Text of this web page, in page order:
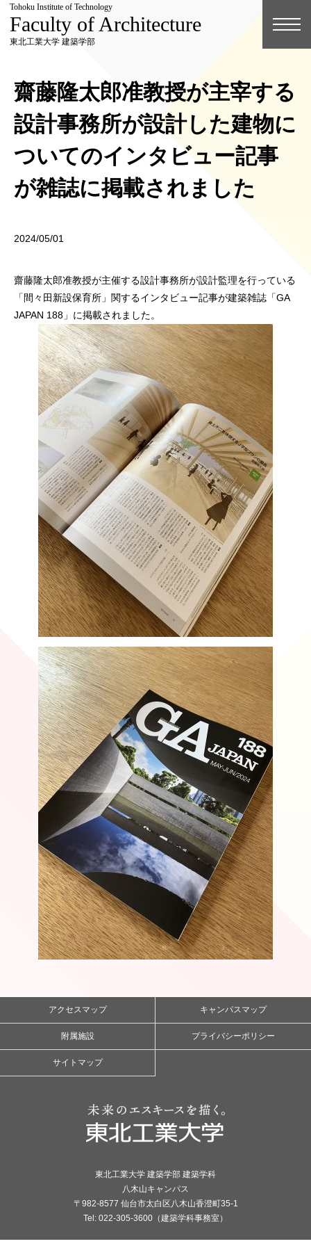
Tohoku Institute of Technology
Faculty of Architecture
東北工業大学 建築学部
齋藤隆太郎准教授が主宰する
設計事務所が設計した建物に
ついてのインタビュー記事
が雑誌に掲載されました
2024/05/01
齋藤隆太郎准教授が主催する設計事務所が設計監理を行っている
「間々田新設保育所」関するインタビュー記事が建築雑誌「GA
JAPAN 188」に掲載されました。
アクセスマップ キャンパスマップ
附属施設 プライバシーポリシー
サイトマップ
東北工業大学 建築学部 建築学科
八木山キャンパス
〒982-8577 仙台市太白区八木山香澄町35-1
Tel: 022-305-3600（建築学科事務室）